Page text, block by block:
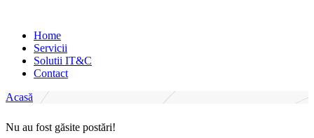
Home
Servicii
Solutii IT&C
Contact
Acasă
Nu au fost găsite postări!